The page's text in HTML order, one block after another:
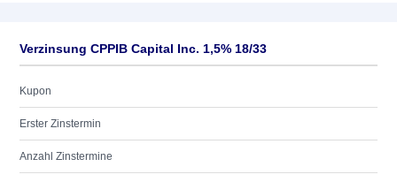
Verzinsung CPPIB Capital Inc. 1,5% 18/33
Kupon
Erster Zinstermin
Anzahl Zinstermine